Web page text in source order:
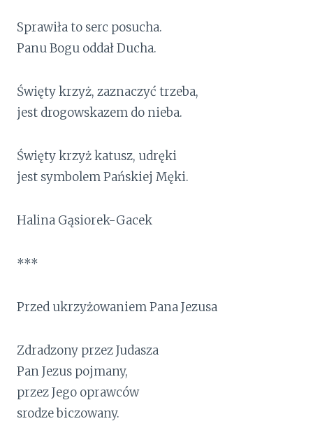
Sprawiła to serc posucha.
Panu Bogu oddał Ducha.
Święty krzyż, zaznaczyć trzeba,
jest drogowskazem do nieba.
Święty krzyż katusz, udręki
jest symbolem Pańskiej Męki.
Halina Gąsiorek-Gacek
***
Przed ukrzyżowaniem Pana Jezusa
Zdradzony przez Judasza
Pan Jezus pojmany,
przez Jego oprawców
srodze biczowany.